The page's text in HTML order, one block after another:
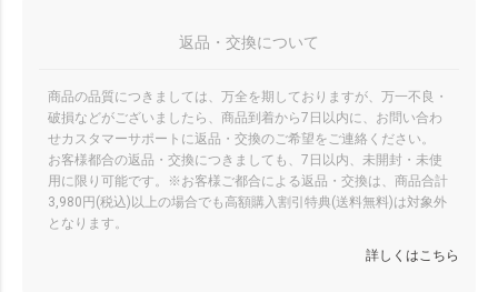
返品・交換について
商品の品質につきましては、万全を期しておりますが、万一不良・
破損などがございましたら、商品到着から7日以内に、お問い合わ
せカスタマーサポートに返品・交換のご希望をご連絡ください。
お客様都合の返品・交換につきましても、7日以内、未開封・未使
用に限り可能です。※お客様ご都合による返品・交換は、商品合計
3,980円(税込)以上の場合でも高額購入割引特典(送料無料)は対象外
となります。
詳しくはこちら